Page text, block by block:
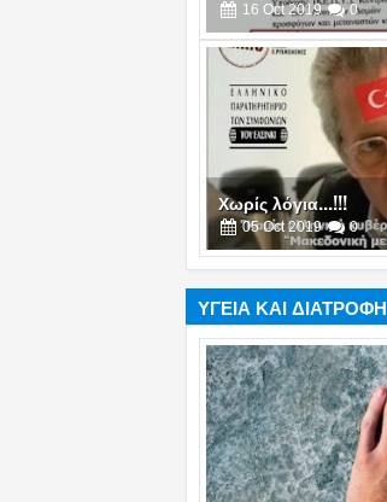
16 Oct 2019 0
Χωρίς λόγια...!!!
05 Oct 2019 0
Χωρίς λόγια...!!!
17 Jul 2019 0
ΥΓΕΙΑ ΚΑΙ ΔΙΑΤΡΟΦΗ